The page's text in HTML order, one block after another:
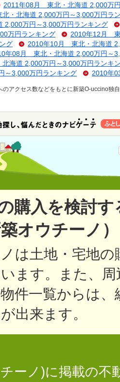
2011年08月 東北・北海道 2,000万
・北海道 2,000万円～3,000万円ラ
万円～3,000万円ランキング
万円ランキング
2010年12月 東
グ
2010年10月 東北・北海道
年08月 東北・北海道 2,000万円～
海道 2,000万円～3,000万円ランキ
3,000万円ランキング
2010年
アクセス数などをもとに新築O-uccino独
購入を検討
オウチーノ
は土地・宅地
ます。また、
件一覧からは
出来ます。
ーノ)に掲載の不